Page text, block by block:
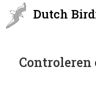
Dutch
Controleren